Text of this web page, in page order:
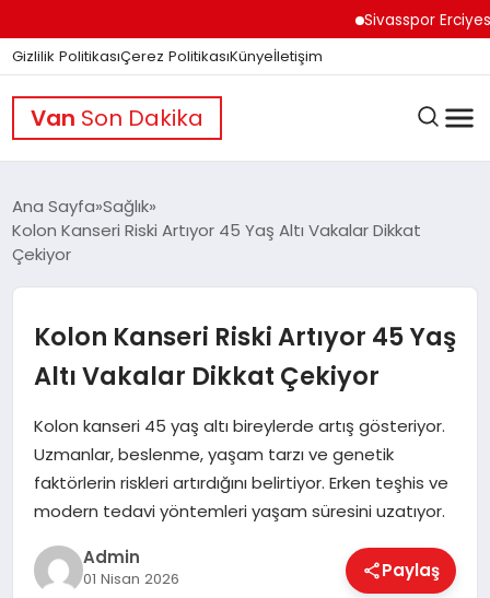
Sivasspor Erciyes
Gizlilik PolitikasıÇerez PolitikasıKünyeİletişim
Van Son Dakika
GÜNDEM
DÜNYA
EĞITIM
EKONOMI
MAGAZIN
Ana Sayfa Sağlık
Kolon Kanseri Riski Artıyor 45 Yaş Altı Vakalar Dikkat
Çekiyor
Kolon Kanseri Riski Artıyor 45 Yaş
Altı Vakalar Dikkat Çekiyor
Kolon kanseri 45 yaş altı bireylerde artış gösteriyor.
Uzmanlar, beslenme, yaşam tarzı ve genetik
faktörlerin riskleri artırdığını belirtiyor. Erken teşhis ve
modern tedavi yöntemleri yaşam süresini uzatıyor.
Admin
01 Nisan 2026 Paylaş